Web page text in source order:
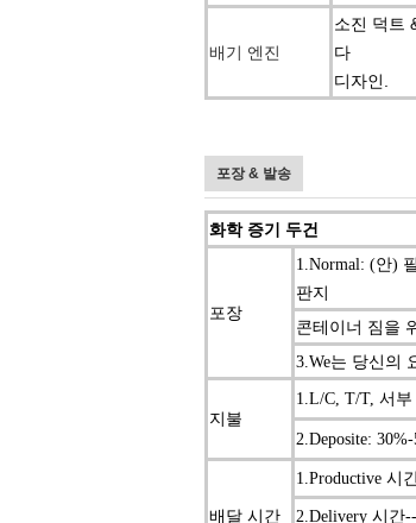
배기 엔진
소진 덕트
다
디자인.
포장 & 발송
화학 증기 두건
포장
1.Normal: (안)
판지
콘테이너 짐을
3.We는 당신의
지불
1.L/C, T/T, 서
2.Deposite:
배달 시간
1.Productive 시
2.Delivery 시간